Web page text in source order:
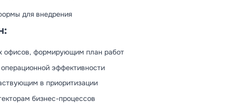
для внедрения
офисов, формирующим план работ
эффективности
в приоритизации
бизнес-процессов